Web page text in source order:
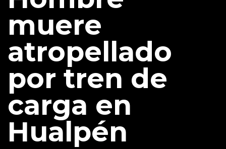
muere
atropellado
por tren de
carga en
Hualpén